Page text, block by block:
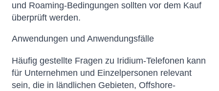
und Roaming-Bedingungen sollten vor dem Kauf
überprüft werden.
Anwendungen und Anwendungsfälle
Häufig gestellte Fragen zu Iridium-Telefonen kann
für Unternehmen und Einzelpersonen relevant
sein, die in ländlichen Gebieten, Offshore-